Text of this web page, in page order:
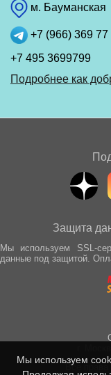
м. Бауманская
+7 (966) 369 77
+7 495 3699799
Подробнее как
Защита
Мы используем SSL-
данные под защитой.
Все
Мы используем